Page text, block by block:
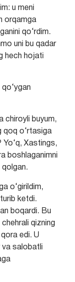
u meni
orqamga
qo‘rdim.
uni bu qadar
hech hojati
chiroyli buyum,
qoq o‘rtasiga
Yo‘q, Xastings,
boshlaganimni
qolgan.
o‘girildim,
ketdi.
boqardi. Bu
chehrali qizning
edi. U
salobatli